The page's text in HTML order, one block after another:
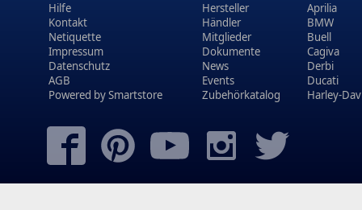
Hilfe
Kontakt
Netiquette
Impressum
Datenschutz
AGB
Powered bySmartstore
Hersteller
Händler
Mitglieder
Dokumente
News
Events
Zubehörkatalog
Aprilia
BMW
Buell
Cagiva
Derbi
Ducati
Harley-